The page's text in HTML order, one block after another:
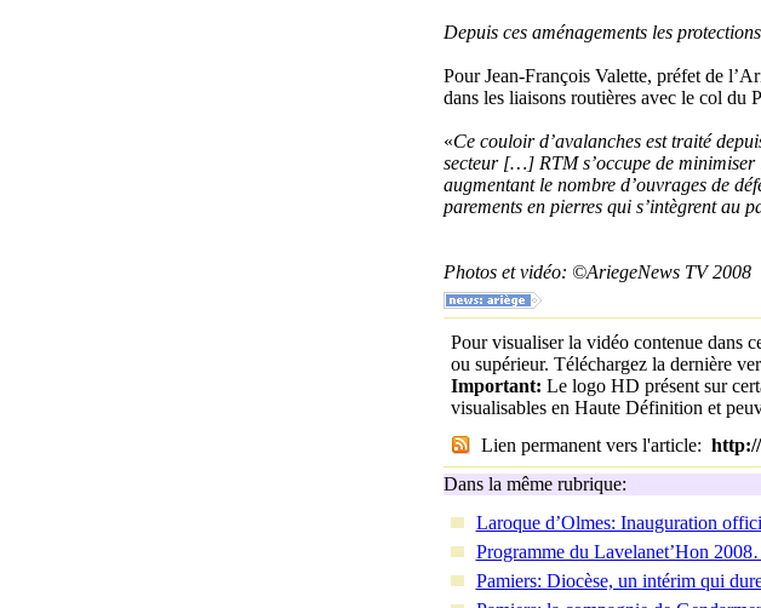
Depuis ces aménagements les
Pour Jean-François Valette, préfet de
dans les liaisons routières avec le col du
«Ce couloir d’avalanches est traité
secteur […] RTM s’occupe de minimiser
augmentant le nombre d’ouvrages de
parements en pierres qui s’intègrent au
Photos et vidéo: ©AriegeNews TV 2008
Pour visualiser la vidéo contenue dans
ou supérieur. Téléchargez la dernière
Important: Le logo HD présent sur
visualisables en Haute Définition et
Lien permanent vers l'article:
Dans la même rubrique:
Laroque d’Olmes: Inauguration
Programme du Lavelanet’Hon
Pamiers: Diocèse, un intérim qui